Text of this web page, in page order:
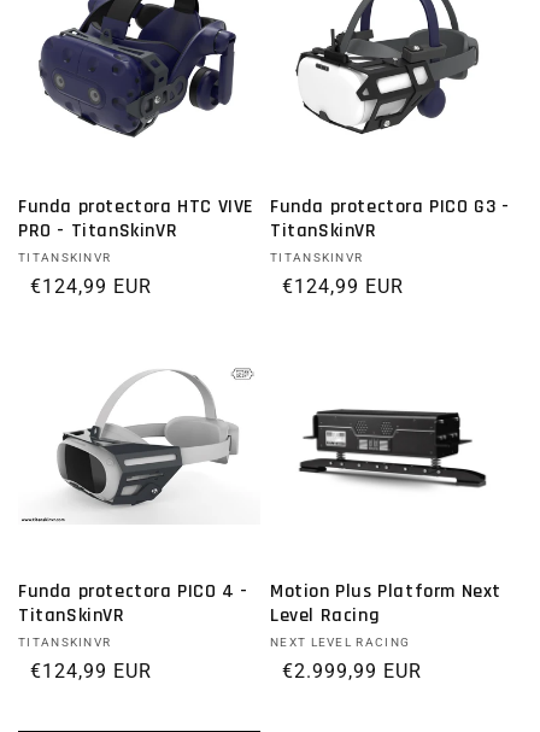
Funda protectora HTC VIVE
PRO - TitanSkinVR
Proveedor:
TITANSKINVR
Precio habitual
€124,99 EUR
Funda protectora PICO G3 -
TitanSkinVR
Proveedor:
TITANSKINVR
Precio habitual
€124,99 EUR
Funda protectora PICO 4 -
TitanSkinVR
Proveedor:
TITANSKINVR
Precio habitual
€124,99 EUR
Motion Plus Platform Next
Level Racing
Proveedor:
NEXT LEVEL RACING
Precio habitual
€2.999,99 EUR